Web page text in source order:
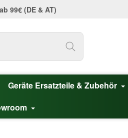
99€ (DE & AT)
Geräte Ersatzteile & Zubehör